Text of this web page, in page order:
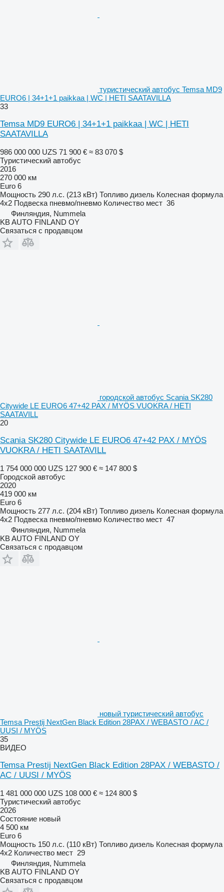
туристический автобус Temsa MD9
EURO6 | 34+1+1 paikkaa | WC | HETI SAATAVILLA
33
Temsa MD9 EURO6 | 34+1+1 paikkaa | WC | HETI
SAATAVILLA
986 000 000 UZS 71 900 € ≈ 83 070 $
Туристический автобус
2016
270 000 км
Euro 6
Мощность 290 л.с. (213 кВт) Топливо дизель Колесная формула
4x2 Подвеска пневмо/пневмо Количество мест 36
Финляндия, Nummela
KB AUTO FINLAND OY
Связаться с продавцом
городской автобус Scania SK280
Citywide LE EURO6 47+42 PAX / MYÖS VUOKRA / HETI
SAATAVILL
20
Scania SK280 Citywide LE EURO6 47+42 PAX / MYÖS
VUOKRA / HETI SAATAVILL
1 754 000 000 UZS 127 900 € ≈ 147 800 $
Городской автобус
2020
419 000 км
Euro 6
Мощность 277 л.с. (204 кВт) Топливо дизель Колесная формула
4x2 Подвеска пневмо/пневмо Количество мест 47
Финляндия, Nummela
KB AUTO FINLAND OY
Связаться с продавцом
новый туристический автобус
Temsa Prestij NextGen Black Edition 28PAX / WEBASTO / AC /
UUSI / MYÖS
35
ВИДЕО
Temsa Prestij NextGen Black Edition 28PAX / WEBASTO /
AC / UUSI / MYÖS
1 481 000 000 UZS 108 000 € ≈ 124 800 $
Туристический автобус
2026
Состояние новый
4 500 км
Euro 6
Мощность 150 л.с. (110 кВт) Топливо дизель Колесная формула
4x2 Количество мест 29
Финляндия, Nummela
KB AUTO FINLAND OY
Связаться с продавцом